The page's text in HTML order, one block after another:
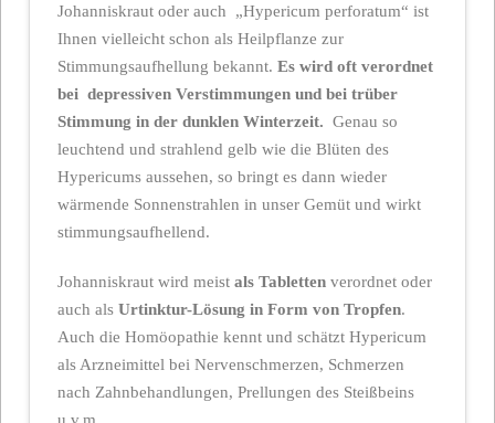
Johanniskraut oder auch „Hypericum perforatum“ ist
Ihnen vielleicht schon als Heilpflanze zur
Stimmungsaufhellung bekannt. Es wird oft verordnet
bei depressiven Verstimmungen und bei trüber
Stimmung in der dunklen Winterzeit. Genau so
leuchtend und strahlend gelb wie die Blüten des
Hypericums aussehen, so bringt es dann wieder
wärmende Sonnenstrahlen in unser Gemüt und wirkt
stimmungsaufhellend.
Johanniskraut wird meist als Tablettenverordnet oder
auch als Urtinktur-Lösung in Form von Tropfen.
Auch die Homöopathie kennt und schätzt Hypericum
als Arzneimittel bei Nervenschmerzen, Schmerzen
nach Zahnbehandlungen, Prellungen des Steißbeins
u.v.m.